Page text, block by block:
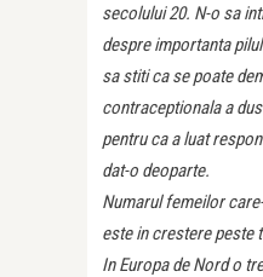
secolului 20. N-o sa
despre importanta
sa stiti ca se poate
contraceptionala a
pentru ca a luat
dat-o deoparte.
Numarul femeilor
este in crestere peste
In Europa de Nord o